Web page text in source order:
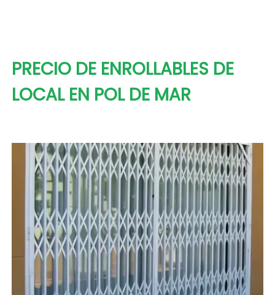
PRECIO DE ENROLLABLES DE
LOCAL EN POL DE MAR